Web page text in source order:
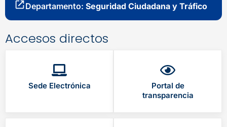
Departamento: Seguridad Ciudadana y Tráfico
Accesos directos
Sede Electrónica
Portal de
transparencia